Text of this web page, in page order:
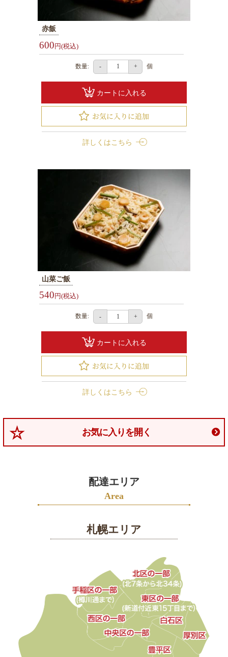
赤飯
600 円(税込)
数量: - + 個
カートに入れる
詳しくはこちら
山菜ご飯
540 円(税込)
数量: - + 個
カートに入れる
詳しくはこちら
お気に入りを開く
配達エリア
Area
札幌エリア